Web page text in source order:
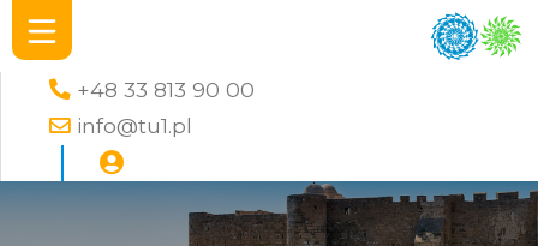
+48 33 813 90 00
info@tu1.pl